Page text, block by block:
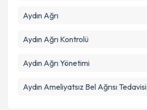
Aydın Ağrı
Aydın Ağrı Kontrolü
Aydın Ağrı Yönetimi
Aydın Ameliyatsız Bel Ağrısı Tedavisi